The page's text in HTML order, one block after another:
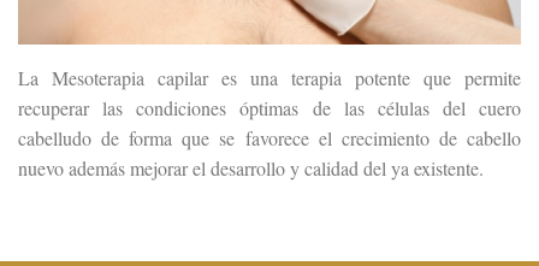
La Mesoterapia capilar es una terapia potente que permite
recuperar las condiciones óptimas de las células del cuero
cabelludo de forma que se favorece el crecimiento de cabello
nuevo además mejorar el desarrollo y calidad del ya existente.